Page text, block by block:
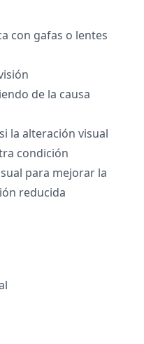
con gafas o lentes
de la causa
la alteración visual
condición
para mejorar la
reducida